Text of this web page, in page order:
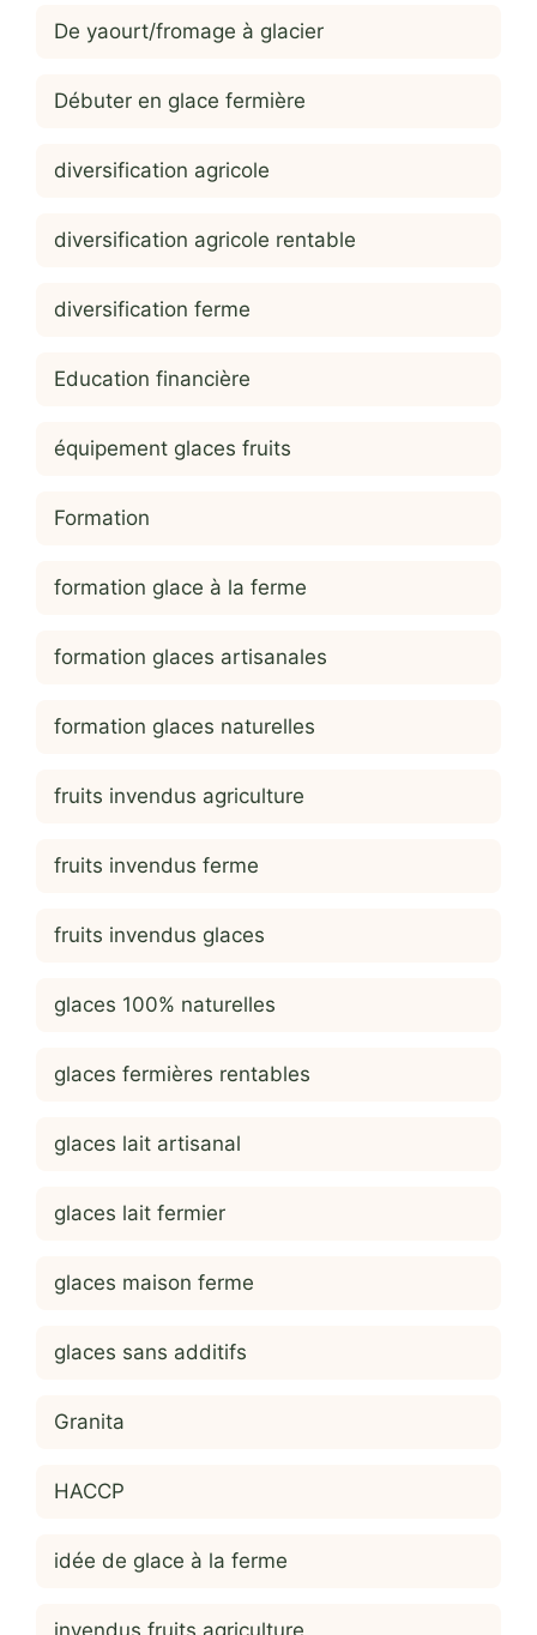
De yaourt/fromage à glacier
Débuter en glace fermière
diversification agricole
diversification agricole rentable
diversification ferme
Education financière
équipement glaces fruits
Formation
formation glace à la ferme
formation glaces artisanales
formation glaces naturelles
fruits invendus agriculture
fruits invendus ferme
fruits invendus glaces
glaces 100% naturelles
glaces fermières rentables
glaces lait artisanal
glaces lait fermier
glaces maison ferme
glaces sans additifs
Granita
HACCP
idée de glace à la ferme